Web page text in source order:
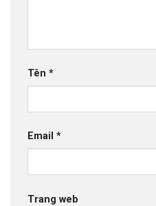
Tên *
Email *
Trang web